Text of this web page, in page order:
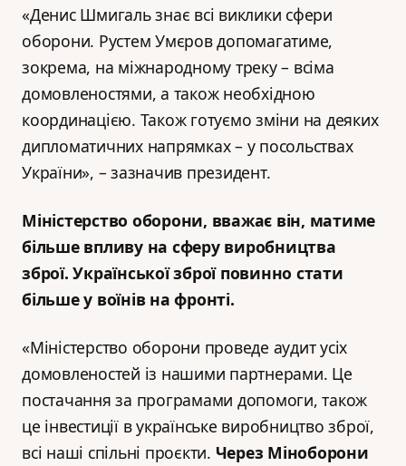
«Денис Шмигаль знає всі виклики сфери
оборони. Рустем Умєров допомагатиме,
зокрема, на міжнародному треку – всіма
домовленостями, а також необхідною
координацією. Також готуємо зміни на деяких
дипломатичних напрямках – у посольствах
України», – зазначив президент.
Міністерство оборони, вважає він, матиме
більше впливу на сферу виробництва
зброї. Української зброї повинно стати
більше у воїнів на фронті.
«Міністерство оборони проведе аудит усіх
домовленостей із нашими партнерами. Це
постачання за програмами допомоги, також
це інвестиції в українське виробництво зброї,
всі наші спільні проєкти. Через Міноборони